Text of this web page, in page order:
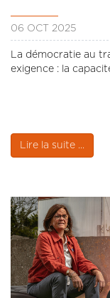
06 OCT 2025
La démocratie au
exigence : la
Lire la suite ...